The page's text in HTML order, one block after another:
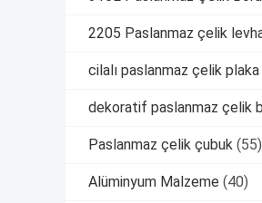
2205 Paslanmaz çelik
cilalı paslanmaz çelik plaka
dekoratif paslanmaz çelik
Paslanmaz çelik çubuk (55)
Alüminyum Malzeme (40)